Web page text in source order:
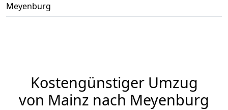
Meyenburg
Kostengünstiger Umzug
von Mainz nach Meyenburg